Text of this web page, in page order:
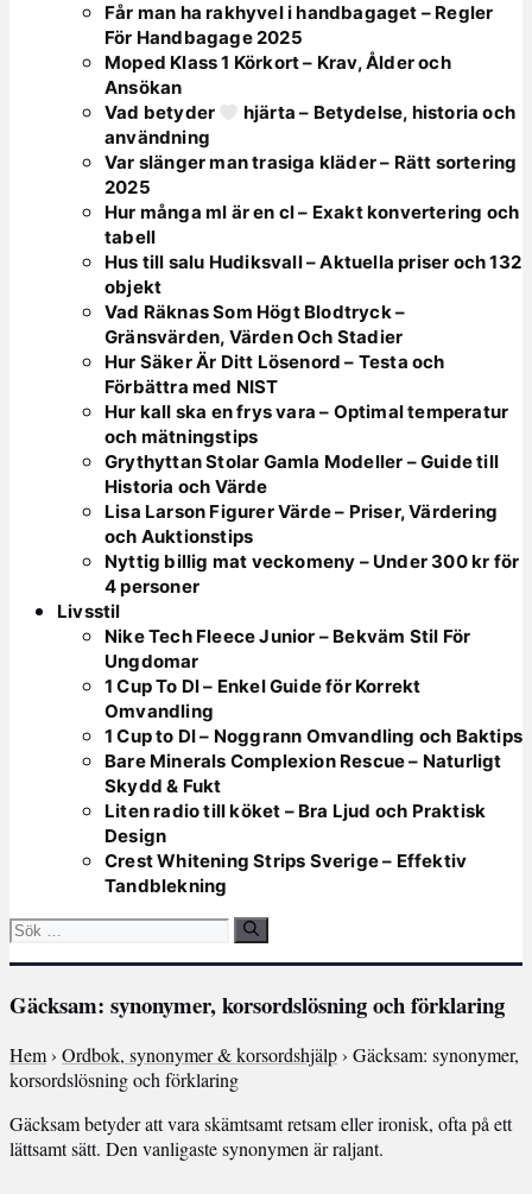
Får man ha rakhyvel i handbagaget – Regler
För Handbagage 2025
Moped Klass 1 Körkort – Krav, Ålder och
Ansökan
Vad betyder
hjärta – Betydelse, historia och
användning
Var slänger man trasiga kläder – Rätt sortering
2025
Hur många ml är en cl – Exakt konvertering och
tabell
Hus till salu Hudiksvall – Aktuella priser och 132
objekt
Vad Räknas Som Högt Blodtryck –
Gränsvärden, Värden Och Stadier
Hur Säker Är Ditt Lösenord – Testa och
Förbättra med NIST
Hur kall ska en frys vara – Optimal temperatur
och mätningstips
Grythyttan Stolar Gamla Modeller – Guide till
Historia och Värde
Lisa Larson Figurer Värde – Priser, Värdering
och Auktionstips
Nyttig billig mat veckomeny – Under 300 kr för
4 personer
Livsstil
Nike Tech Fleece Junior – Bekväm Stil För
Ungdomar
1 Cup To Dl – Enkel Guide för Korrekt
Omvandling
1 Cup to Dl – Noggrann Omvandling och Baktips
Bare Minerals Complexion Rescue – Naturligt
Skydd & Fukt
Liten radio till köket – Bra Ljud och Praktisk
Design
Crest Whitening Strips Sverige – Effektiv
Tandblekning
Sök
Gäcksam: synonymer, korsordslösning och förklaring
Hem› Ordbok, synonymer & korsordshjälp› Gäcksam: synonymer,
korsordslösning och förklaring
Gäcksam betyder att vara skämtsamt retsam eller ironisk, ofta på ett
lättsamt sätt. Den vanligaste synonymen är raljant.